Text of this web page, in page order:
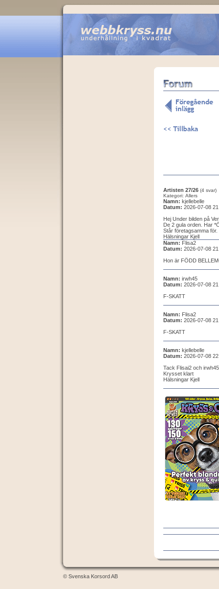
Artisten 27/26 (4 svar)
Kategori: Allers
Namn: kjellebelle
Datum: 2026-07-08
Hej Under bilden på
De 2 gula orden. Har
Står företagsamma för.
Hälsningar Kjell
Namn: Flisa2
Datum: 2026-07-08
Hon är FÖDD
Namn: irwh45
Datum: 2026-07-08
F-SKATT
Namn: Flisa2
Datum: 2026-07-08
F-SKATT
Namn: kjellebelle
Datum: 2026-07-08
Tack Flisai2 och
Krysset klart
Hälsningar Kjell
© Svenska Korsord AB